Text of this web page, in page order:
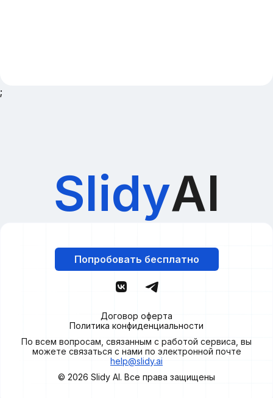
;
SlidyAI
Попробовать бесплатно
Договор оферта
Политика конфиденциальности
По всем вопросам, связанным с работой сервиса, вы
можете связаться с нами по электронной почте
help@slidy.ai
© 2026 Slidy AI. Все права защищены